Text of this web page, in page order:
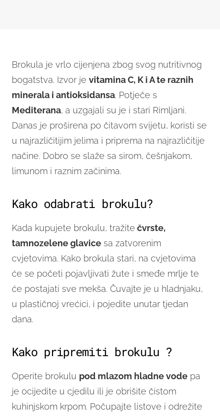
Brokula je vrlo cijenjena zbog svog nutritivnog
bogatstva. Izvor je vitamina C, K i A te raznih
minerala i antioksidansa. Potječe s
Mediterana, a uzgajali su je i stari Rimljani.
Danas je proširena po čitavom svijetu, koristi se
u najrazličitijim jelima i priprema na najrazličitije
načine. Dobro se slaže sa sirom, češnjakom,
limunom i raznim začinima.
Kako odabrati brokulu?
Kada kupujete brokulu, tražite čvrste,
tamnozelene glavice sa zatvorenim
cvjetovima. Kako brokula stari, na cvjetovima
će se početi pojavljivati žute i smeđe mrlje te
će postajati sve mekša. Čuvajte je u hladnjaku,
u plastičnoj vrećici, i pojedite unutar tjedan
dana.
Kako pripremiti brokulu ?
Operite brokulu pod mlazom hladne vode pa
je ocijedite u cjedilu ili je obrišite čistom
kuhinjskom krpom. Počupajte listove i odrežite